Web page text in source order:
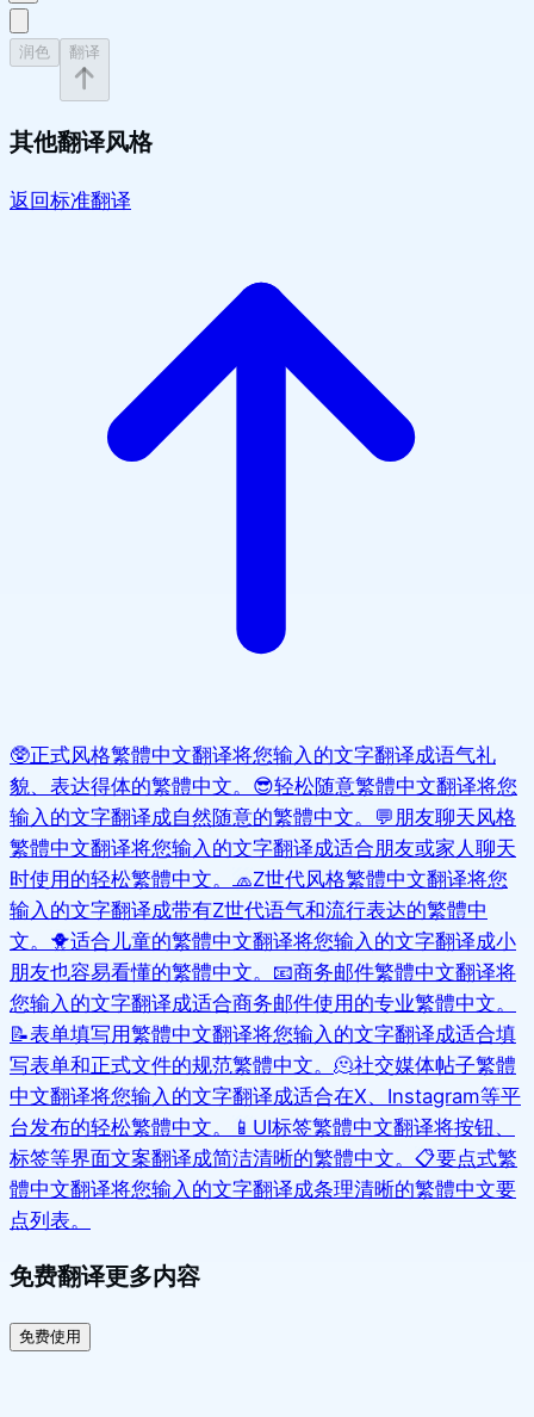
润色 翻译
其他翻译风格
返回标准翻译
🥸正式风格繁體中文翻译将您输入的文字翻译成语气礼
貌、表达得体的繁體中文。 😎轻松随意繁體中文翻译将您
输入的文字翻译成自然随意的繁體中文。 💬 朋友聊天风格
繁體中文翻译将您输入的文字翻译成适合朋友或家人聊天
时使用的轻松繁體中文。
🧢Z世代风格繁體中文翻译将您
输入的文字翻译成带有Z世代语气和流行表达的繁體中
文。 🐥适合儿童的繁體中文翻译将您输入的文字翻译成小
朋友也容易看懂的繁體中文。 📧商务邮件繁體中文翻译将
您输入的文字翻译成适合商务邮件使用的专业繁體中文。
📝表单填写用繁體中文翻译将您输入的文字翻译成适合填
写表单和正式文件的规范繁體中文。 🫠社交媒体帖子繁體
中文翻译将您输入的文字翻译成适合在X、Instagram等平
台发布的轻松繁體中文。
📱 UI标签繁體中文翻译将按钮、
标签等界面文案翻译成简洁清晰的繁體中文。 📋要点式繁
體中文翻译将您输入的文字翻译成条理清晰的繁體中文要
点列表。
免费翻译更多内容
免费使用